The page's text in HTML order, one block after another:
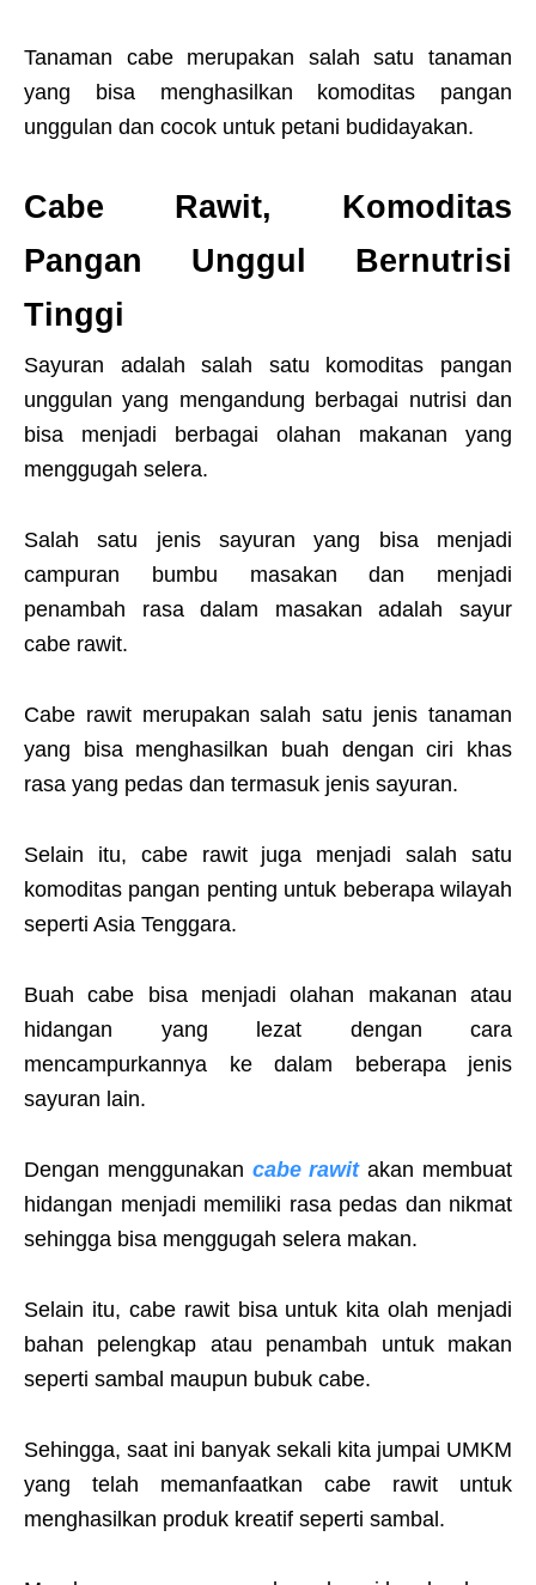
Tanaman cabe merupakan salah satu tanaman
yang bisa menghasilkan komoditas pangan
unggulan dan cocok untuk petani budidayakan.
Cabe Rawit, Komoditas
Pangan Unggul Bernutrisi
Tinggi
Sayuran adalah salah satu komoditas pangan
unggulan yang mengandung berbagai nutrisi dan
bisa menjadi berbagai olahan makanan yang
menggugah selera.
Salah satu jenis sayuran yang bisa menjadi
campuran bumbu masakan dan menjadi
penambah rasa dalam masakan adalah sayur
cabe rawit.
Cabe rawit merupakan salah satu jenis tanaman
yang bisa menghasilkan buah dengan ciri khas
rasa yang pedas dan termasuk jenis sayuran.
Selain itu, cabe rawit juga menjadi salah satu
komoditas pangan penting untuk beberapa wilayah
seperti Asia Tenggara.
Buah cabe bisa menjadi olahan makanan atau
hidangan yang lezat dengan cara
mencampurkannya ke dalam beberapa jenis
sayuran lain.
Dengan menggunakan cabe rawitakan membuat
hidangan menjadi memiliki rasa pedas dan nikmat
sehingga bisa menggugah selera makan.
Selain itu, cabe rawit bisa untuk kita olah menjadi
bahan pelengkap atau penambah untuk makan
seperti sambal maupun bubuk cabe.
Sehingga, saat ini banyak sekali kita jumpai UMKM
yang telah memanfaatkan cabe rawit untuk
menghasilkan produk kreatif seperti sambal.